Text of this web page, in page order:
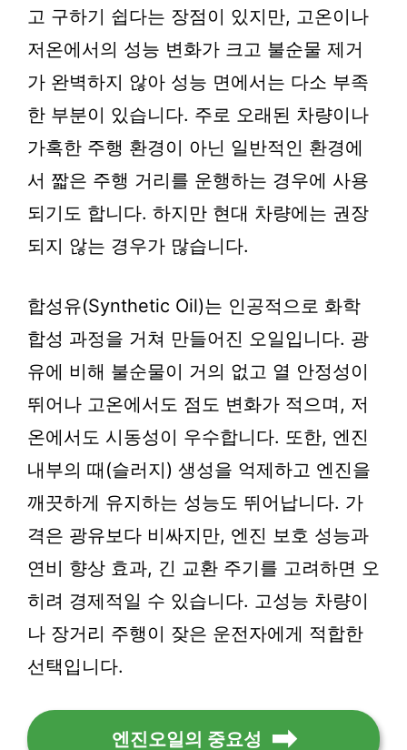
고 구하기 쉽다는 장점이 있지만, 고온이나
저온에서의 성능 변화가 크고 불순물 제거
가 완벽하지 않아 성능 면에서는 다소 부족
한 부분이 있습니다. 주로 오래된 차량이나
가혹한 주행 환경이 아닌 일반적인 환경에
서 짧은 주행 거리를 운행하는 경우에 사용
되기도 합니다. 하지만 현대 차량에는 권장
되지 않는 경우가 많습니다.
합성유(Synthetic Oil)는 인공적으로 화학
합성 과정을 거쳐 만들어진 오일입니다. 광
유에 비해 불순물이 거의 없고 열 안정성이
뛰어나 고온에서도 점도 변화가 적으며, 저
온에서도 시동성이 우수합니다. 또한, 엔진
내부의 때(슬러지) 생성을 억제하고 엔진을
깨끗하게 유지하는 성능도 뛰어납니다. 가
격은 광유보다 비싸지만, 엔진 보호 성능과
연비 향상 효과, 긴 교환 주기를 고려하면 오
히려 경제적일 수 있습니다. 고성능 차량이
나 장거리 주행이 잦은 운전자에게 적합한
선택입니다.
엔진오일의 중요성